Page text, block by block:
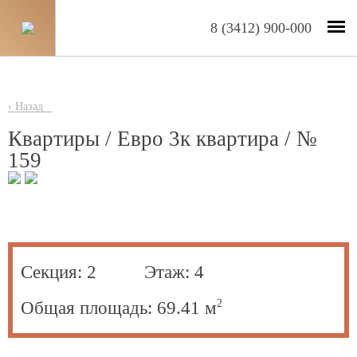
8 (3412) 900-000
‹ Назад
Квартиры / Евро 3к квартира / №
159
Секция: 2 Этаж: 4
Общая площадь: 69.41 м2